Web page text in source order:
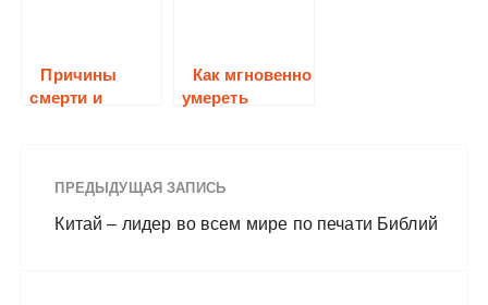
Причины
смерти и
Как мгновенно
умереть
ПРЕДЫДУЩАЯ ЗАПИСЬ
Китай – лидер во всем мире по печати Библий